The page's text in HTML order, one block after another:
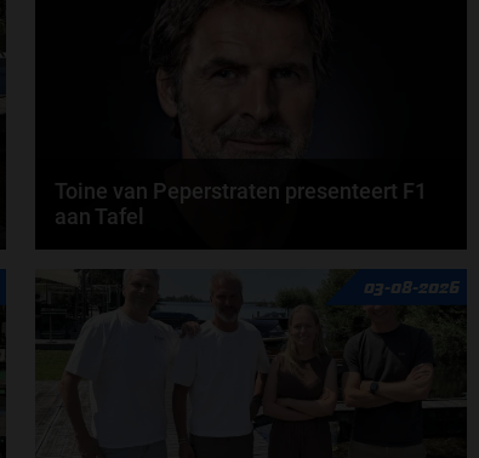
Toine van Peperstraten presenteert F1
aan Tafel
Rob van Someren, Beitske Visser en Frans
Verschuur schuiven aan in de nieuwe F1 aan Tafel.
Iedere...
door
03-08-2026